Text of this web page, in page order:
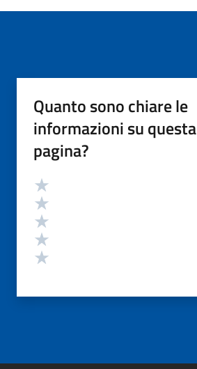
Quanto sono chiare le
informazioni su questa
pagina?
Valutazione